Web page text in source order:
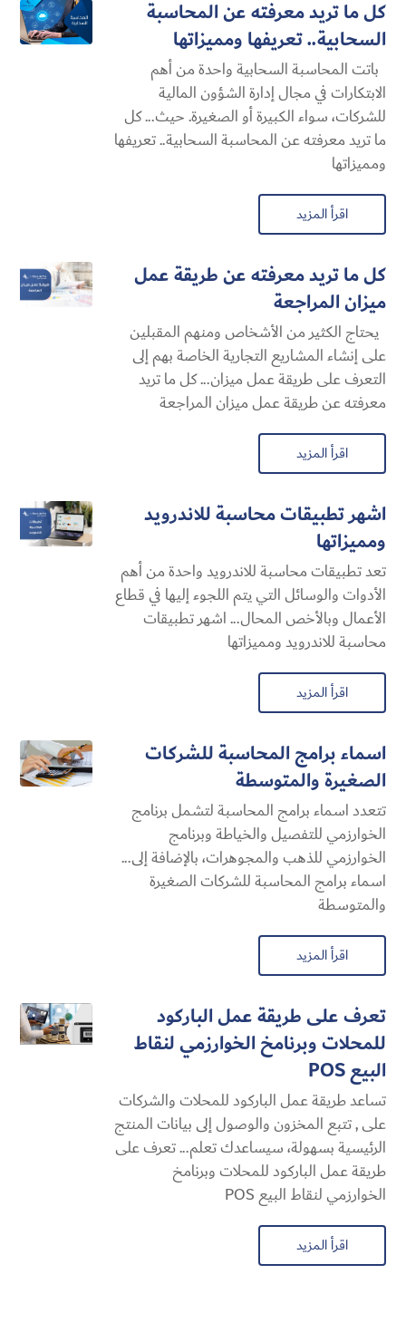
كل ما تريد معرفته عن المحاسبة
السحابية​.. تعريفها ومميزاتها
باتت المحاسبة السحابية​ واحدة من أهم
الابتكارات في مجال إدارة الشؤون المالية
للشركات، سواء الكبيرة أو الصغيرة. حيث... كل
ما تريد معرفته عن المحاسبة السحابية​.. تعريفها
ومميزاتها
اقرأ المزيد
كل ما تريد معرفته عن طريقة عمل
ميزان المراجعة
يحتاج الكثير من الأشخاص ومنهم المقبلين
على إنشاء المشاريع التجارية الخاصة بهم إلى
التعرف على طريقة عمل ميزان... كل ما تريد
معرفته عن طريقة عمل ميزان المراجعة
اقرأ المزيد
اشهر تطبيقات محاسبة للاندرويد
ومميزاتها
تعد تطبيقات محاسبة للاندرويد واحدة من أهم
الأدوات والوسائل التي يتم اللجوء إليها في قطاع
الأعمال وبالأخص المحال... اشهر تطبيقات
محاسبة للاندرويد ومميزاتها
اقرأ المزيد
اسماء برامج المحاسبة للشركات
الصغيرة والمتوسطة
تتعدد اسماء برامج المحاسبة لتشمل برنامج
الخوارزمي للتفصيل والخياطة وبرنامج
الخوارزمي للذهب والمجوهرات، بالإضافة إلى...
اسماء برامج المحاسبة للشركات الصغيرة
والمتوسطة
اقرأ المزيد
تعرف على طريقة عمل الباركود
للمحلات وبرنامخ الخوارزمي لنقاط
البيع POS
تساعد طريقة عمل الباركود للمحلات والشركات
على , تتبع المخزون والوصول إلى بيانات المنتج
الرئيسية بسهولة، سيساعدك تعلم... تعرف على
طريقة عمل الباركود للمحلات وبرنامخ
الخوارزمي لنقاط البيع POS
اقرأ المزيد